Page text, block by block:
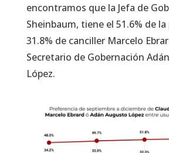
encontramos que la Jefa de
Sheinbaum, tiene el 51.6% de
31.8% de canciller Marcelo
Secretario de Gobernación
López.